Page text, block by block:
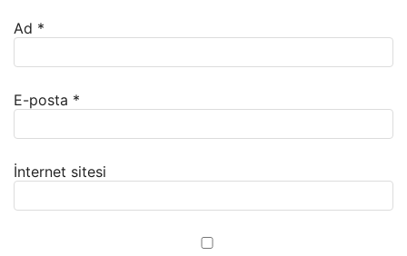
Ad *
E-posta *
İnternet sitesi